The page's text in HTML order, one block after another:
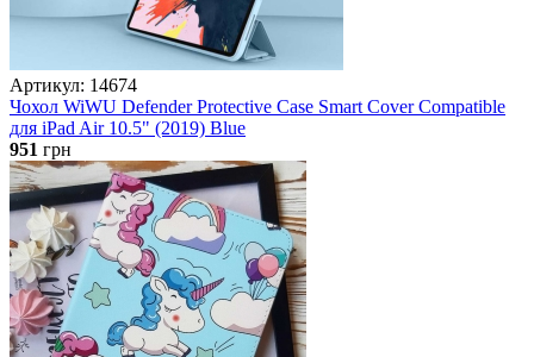
Артикул: 14674
Чохол WiWU Defender Protective Case Smart Cover Compatible
для iPad Air 10.5" (2019) Blue
951 грн